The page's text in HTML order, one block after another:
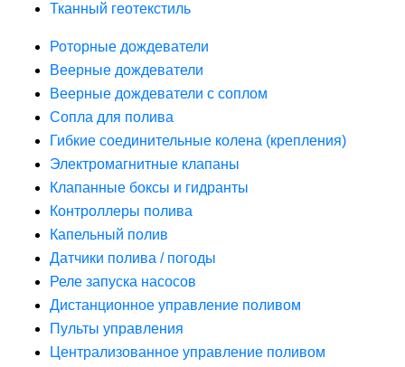
Тканный геотекстиль
Роторные дождеватели
Веерные дождеватели
Веерные дождеватели с соплом
Сопла для полива
Гибкие соединительные колена (крепления)
Электромагнитные клапаны
Клапанные боксы и гидранты
Контроллеры полива
Капельный полив
Датчики полива / погоды
Реле запуска насосов
Дистанционное управление поливом
Пульты управления
Централизованное управление поливом